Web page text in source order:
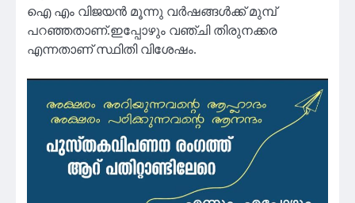
ഐ എം വിജയൻ മൂന്നു വർഷങ്ങൾക്ക് മുമ്പ്
പറഞ്ഞതാണ്.ഇപ്പോഴും വഞ്ചി തിരുനക്കര
എന്നതാണ് സ്ഥിതി വിശേഷം.